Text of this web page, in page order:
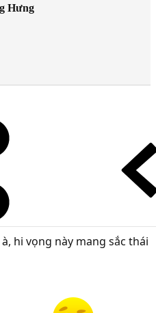
Hưng
hi vọng này mang sắc thái